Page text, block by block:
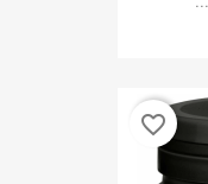
favorite_border